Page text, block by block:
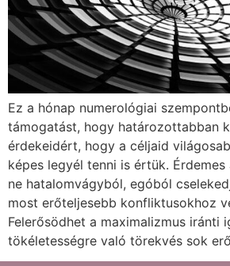
Ez a hónap numerológiai
támogatást, hogy határozottabban
érdekeidért, hogy a céljaid
képes legyél tenni is értük.
ne hatalomvágyból, egóból
most erőteljesebb konfliktusokhoz
Felerősödhet a maximalizmus iránti
tökéletességre való törekvés sok